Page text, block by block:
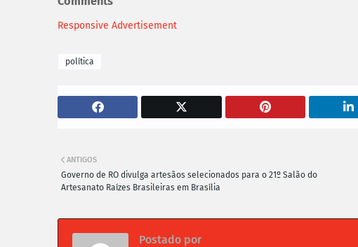
Responsive Advertisement
política
ANTIGOS
Governo de RO divulga artesãos selecionados para o 21º Salão do
Artesanato Raízes Brasileiras em Brasília
Postado por